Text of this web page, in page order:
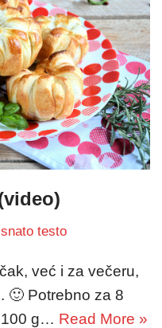
testo
već i za večeru,
🙂 Potrebno za 8
100 g… Read More »